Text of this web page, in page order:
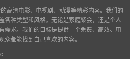
高清电影、电视剧、动漫等精彩内容。我们的
各种类型和风格。无论是家庭聚会，还是个人
需求。我们的目标是提供一个免费、高效、用
都能找到自己喜欢的内容。